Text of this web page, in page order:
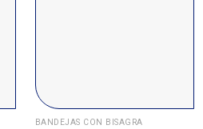
BANDEJAS CON BISAGRA